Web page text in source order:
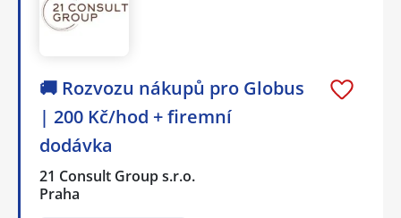
🚚 Rozvozu nákupů pro Globus
| 200 Kč/hod + firemní
dodávka
21 Consult Group s.r.o.
Praha